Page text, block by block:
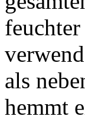
als
hemmt